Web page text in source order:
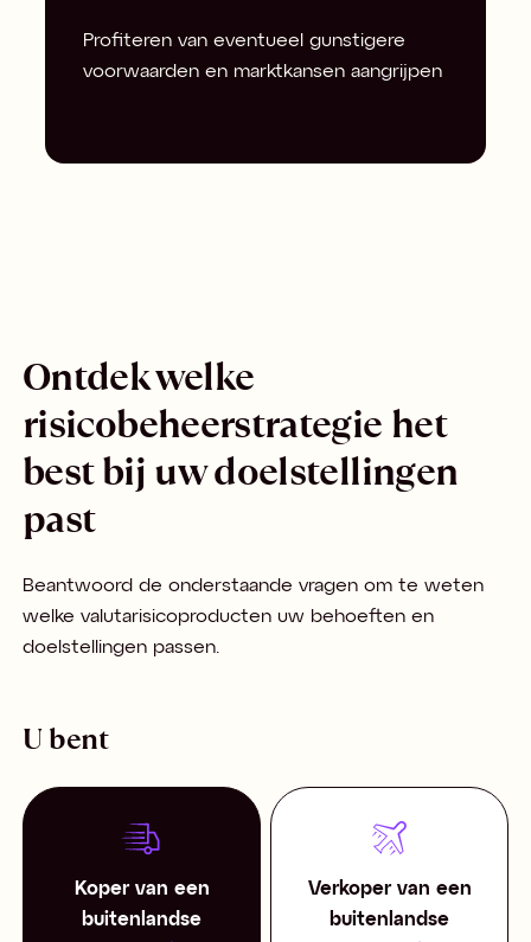
Profiteren van eventueel gunstigere
voorwaarden en marktkansen aangrijpen
Ontdek welke
risicobeheerstrategie het
best bij uw doelstellingen
past
Beantwoord de onderstaande vragen om te weten
welke valutarisicoproducten uw behoeften en
doelstellingen passen.
U bent
Koper van een
buitenlandse
Verkoper van een
buitenlandse